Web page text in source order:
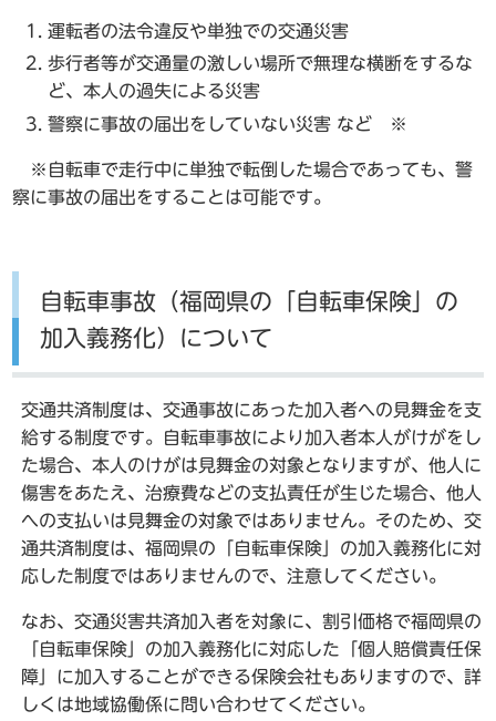
運転者の法令違反や単独での交通災害
歩行者等が交通量の激しい場所で無理な横断をするな
ど、本人の過失による災害
警察に事故の届出をしていない災害 など ※
※自転車で走行中に単独で転倒した場合であっても、警
察に事故の届出をすることは可能です。
自転車事故（福岡県の「自転車保険」の
加入義務化）について
交通共済制度は、交通事故にあった加入者への見舞金を支
給する制度です。自転車事故により加入者本人がけがをし
た場合、本人のけがは見舞金の対象となりますが、他人に
傷害をあたえ、治療費などの支払責任が生じた場合、他人
への支払いは見舞金の対象ではありません。そのため、交
通共済制度は、福岡県の「自転車保険」の加入義務化に対
応した制度ではありませんので、注意してください。
なお、交通災害共済加入者を対象に、割引価格で福岡県の
「自転車保険」の加入義務化に対応した「個人賠償責任保
障」に加入することができる保険会社もありますので、詳
しくは地域協働係に問い合わせてください。